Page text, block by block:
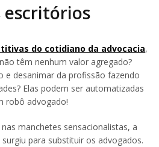
do cotidiano da advocacia,
têm nenhum valor agregado?
e desanimar da profissão fazendo
Elas podem ser automatizadas
robô advogado!
manchetes sensacionalistas, a
para substituir os advogados.